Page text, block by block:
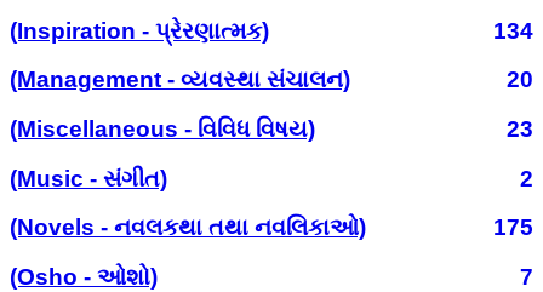
(Inspiration - પ્રેરણાત્મક)
134
(Management - વ્યવસ્થા સંચાલન)
20
(Miscellaneous - વિવિધ વિષય)
23
(Music - સંગીત)
2
(Novels - નવલકથા તથા નવલિકાઓ)
175
(Osho - ઓશો)
7